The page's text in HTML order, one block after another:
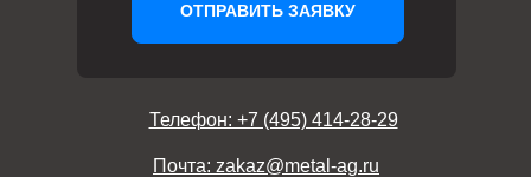
ОТПРАВИТЬ ЗАЯВКУ
Телефон: +7 (495) 414-28-29
Почта: zakaz@metal-ag.ru